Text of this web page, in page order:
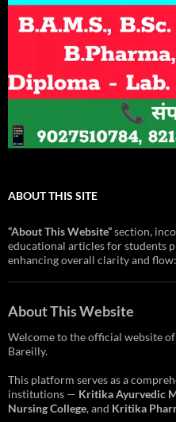
ABOUT THIS SITE
“About This Website”section,
educational articles for students
enhancing overall clarity and flow:
About This Website
Welcome to the official website
Bareilly.
This platform serves as a
institutions — Kritika Ayurvedic
Nursing College, and Kritika